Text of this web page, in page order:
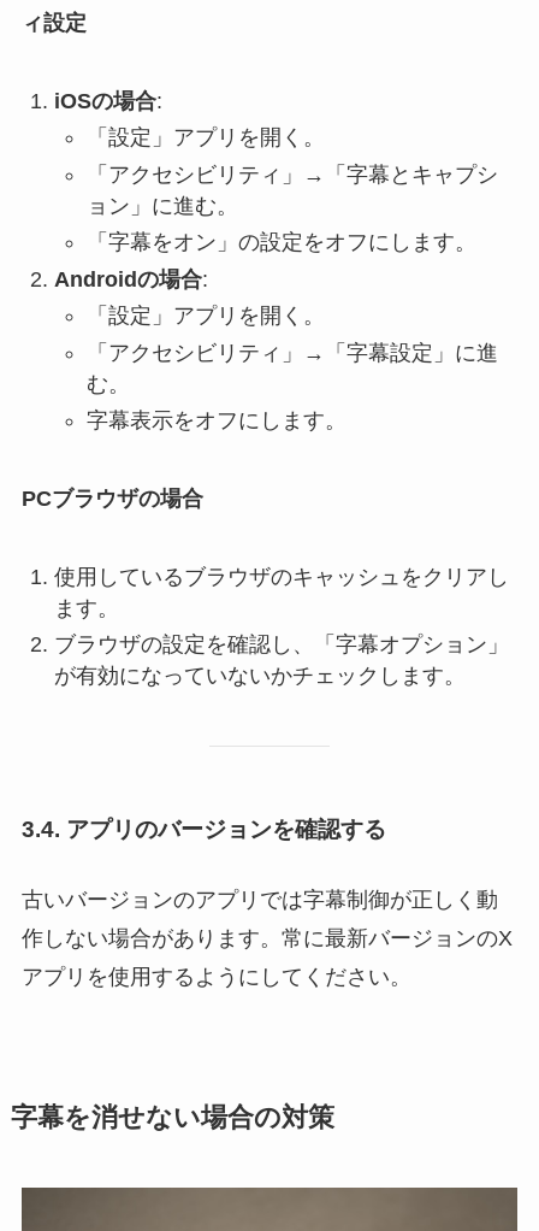
ィ設定
iOSの場合:
「設定」アプリを開く。
「アクセシビリティ」→「字幕とキャプシ
ョン」に進む。
「字幕をオン」の設定をオフにします。
Androidの場合:
「設定」アプリを開く。
「アクセシビリティ」→「字幕設定」に進
む。
字幕表示をオフにします。
PCブラウザの場合
使用しているブラウザのキャッシュをクリアし
ます。
ブラウザの設定を確認し、「字幕オプション」
が有効になっていないかチェックします。
3.4. アプリのバージョンを確認する
古いバージョンのアプリでは字幕制御が正しく動
作しない場合があります。常に最新バージョンのX
アプリを使用するようにしてください。
字幕を消せない場合の対策